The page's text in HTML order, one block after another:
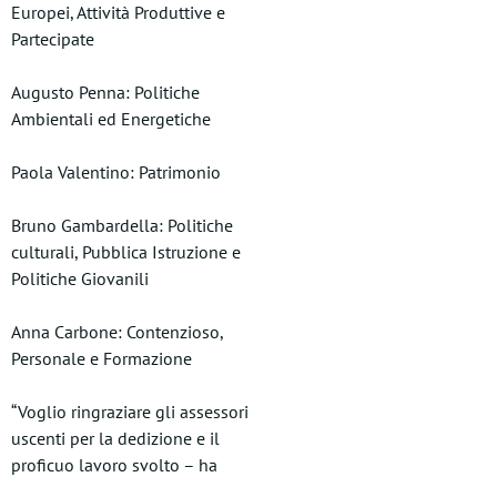
Europei, Attività Produttive e
Partecipate
Augusto Penna: Politiche
Ambientali ed Energetiche
Paola Valentino: Patrimonio
Bruno Gambardella: Politiche
culturali, Pubblica Istruzione e
Politiche Giovanili
Anna Carbone: Contenzioso,
Personale e Formazione
“Voglio ringraziare gli assessori
uscenti per la dedizione e il
proficuo lavoro svolto – ha